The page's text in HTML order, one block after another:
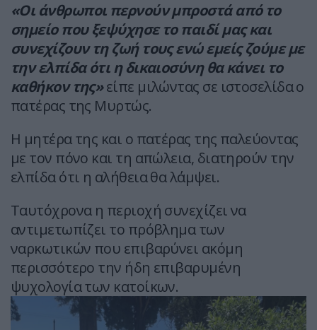
«Οι άνθρωποι περνούν μπροστά από το
σημείο που ξεψύχησε το παιδί μας και
συνεχίζουν τη ζωή τους ενώ εμείς ζούμε με
την ελπίδα ότι η δικαιοσύνη θα κάνει το
καθήκον της» είπε μιλώντας σε ιστοσελίδα ο
πατέρας της Μυρτώς.
Η μητέρα της και ο πατέρας της παλεύοντας
με τον πόνο και τη απώλεια, διατηρούν την
ελπίδα ότι η αλήθεια θα λάμψει.
Ταυτόχρονα η περιοχή συνεχίζει να
αντιμετωπίζει το πρόβλημα των
ναρκωτικών που επιβαρύνει ακόμη
περισσότερο την ήδη επιβαρυμένη
ψυχολογία των κατοίκων.